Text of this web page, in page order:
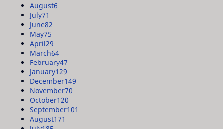
August6
July71
June82
May75
April29
March64
February47
January129
December149
November70
October120
September101
August171